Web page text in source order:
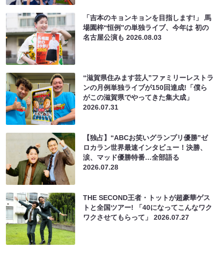
「吉本のキョンキョンを目指します!」 馬
場園梓“恒例”の単独ライブ、今年は 初の
名古屋公演も2026.08.03
“滋賀県住みます芸人”ファミリーレストラ
ンの月例単独ライブが150回達成!「僕ら
がこの滋賀県でやってきた集大成」
2026.07.31
【独占】“ABCお笑いグランプリ優勝”ゼ
ロカラン世界最速インタビュー！決勝、
涙、マッド優勝特番…全部語る
2026.07.28
THE SECOND王者・トットが超豪華ゲス
トと全国ツアー! 「40になってこんなワク
ワクさせてもらって」2026.07.27